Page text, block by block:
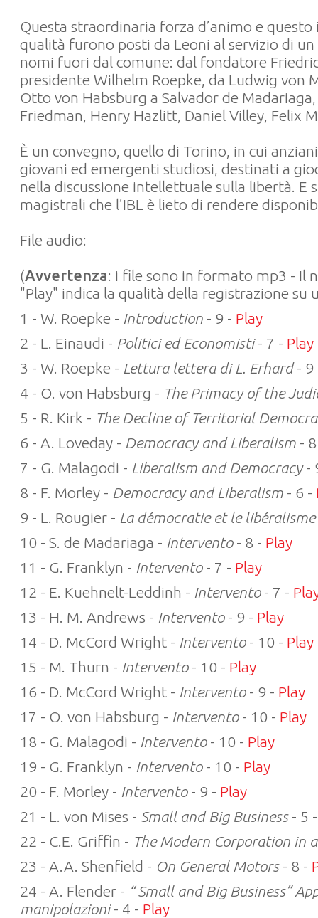
Questa straordinaria forza d’animo e questo
qualità furono posti da Leoni al servizio di
nomi fuori dal comune: dal fondatore
presidente Wilhelm Roepke, da Ludwig von
Otto von Habsburg a Salvador de
Friedman, Henry Hazlitt, Daniel Villey, Felix
È un convegno, quello di Torino, in cui
giovani ed emergenti studiosi, destinati a
nella discussione intellettuale sulla libertà. E
magistrali che l’IBL è lieto di rendere
File audio:
(Avvertenza: i file sono in formato mp3 - Il
"Play" indica la qualità della registrazione su
1 - W. Roepke - Introduction - 9 - Play
2 - L. Einaudi - Politici ed Economisti- 7 - Play
3 - W. Roepke - Lettura lettera di L. Erhard- 9
4 - O. von Habsburg - The Primacy of the
5 - R. Kirk - The Decline of Territorial
6 - A. Loveday - Democracy and Liberalism -
7 - G. Malagodi - Liberalism and Democracy-
8 - F. Morley - Democracy and Liberalism - 6 -
9 - L. Rougier - La démocratie et le libéralisme
10 - S. de Madariaga - Intervento- 8 - Play
11 - G. Franklyn - Intervento- 7 - Play
12 - E. Kuehnelt-Leddinh - Intervento- 7 -
13 - H. M. Andrews - Intervento- 9 - Play
14 - D. McCord Wright - Intervento- 10 - Play
15 - M. Thurn - Intervento- 10 - Play
16 - D. McCord Wright - Intervento- 9 - Play
17 - O. von Habsburg - Intervento- 10 - Play
18 - G. Malagodi - Intervento- 10 - Play
19 - G. Franklyn - Intervento- 10 - Play
20 - F. Morley - Intervento- 9 - Play
21 - L. von Mises - Small and Big Business- 5
22 - C.E. Griffin - The Modern Corporation in
23 - A.A. Shenfield - On General Motors- 8 -
24 - A. Flender - “ Small and Big Business”
manipolazioni- 4 - Play